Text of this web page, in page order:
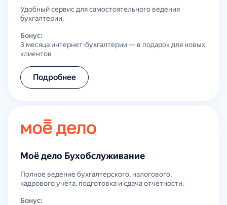
Удобный сервис для самостоятельного ведения
бухгалтерии.
Бонус:
3 месяца интернет-бухгалтерии — в подарок для новых
клиентов
Подробнее
Моё дело Бухобслуживание
Полное ведение бухгалтерского, налогового,
кадрового учёта, подготовка и сдача отчётности.
Бонус: